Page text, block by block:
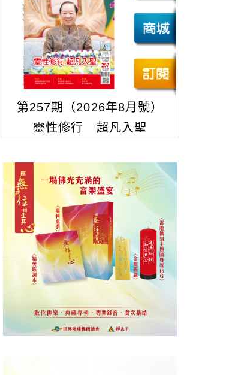
第257期（2026年8月號）
靈性修行 超凡入聖